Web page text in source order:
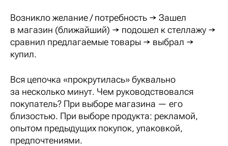
Возникло желание / потребность → Зашел
в магазин (ближайший) → подошел к стеллажу →
сравнил предлагаемые товары → выбрал →
купил.
Вся цепочка «прокрутилась» буквально
за несколько минут. Чем руководствовался
покупатель? При выборе магазина — его
близостью. При выборе продукта: рекламой,
опытом предыдущих покупок, упаковкой,
предпочтениями.